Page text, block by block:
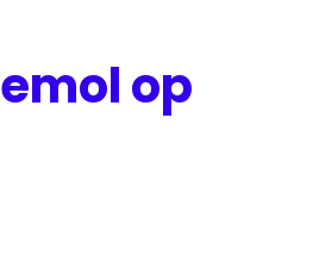
op